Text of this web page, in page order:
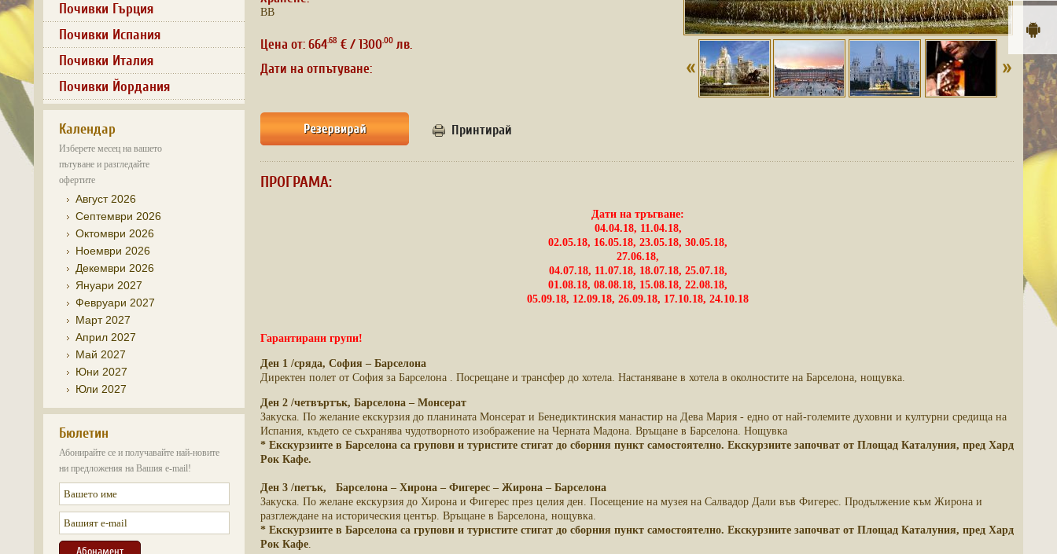
Почивки Гърция
Почивки Испания
Почивки Италия
Почивки Йордания
Календар
Изберете месец на вашето
пътуване и разгледайте
офертите
Август 2026
Септември 2026
Октомври 2026
Ноември 2026
Декември 2026
Януари 2027
Февруари 2027
Март 2027
Април 2027
Май 2027
Юни 2027
Юли 2027
Бюлетин
Абонирайте се и получавайте най-новите
ни предложения на Вашия e-mail!
BB
Цена от: 664.68 € / 1300.00 лв.
Дати на отпътуване:
Принтирай
ПРОГРАМА:
Дати на тръгване:
04.04.18, 11.04.18,
02.05.18, 16.05.18, 23.05.18, 30.05.18,
27.06.18,
04.07.18, 11.07.18, 18.07.18, 25.07.18,
01.08.18, 08.08.18, 15.08.18, 22.08.18,
05.09.18, 12.09.18, 26.09.18, 17.10.18, 24.10.18
Гарантирани групи!
Ден 1 /сряда, София – Барселона
Директен полет от София за Барселона . Посрещане и трансфер до хотела. Настаняване в хотела в околностите на Барселона, нощувка.
Ден 2 /четвъртък, Барселона – Монсерат
Закуска. По желание екскурзия до планината Монсерат и Бенедиктинския манастир на Дева Мария - едно от най-големите духовни и културни средища на
Испания, където се съхранява чудотворното изображение на Черната Мадона. Връщане в Барселона. Нощувка
* Екскурзиите в Барселона са групови и туристите стигат до сборния пункт самостоятелно. Екскурзиите започват от Площад Каталуния, пред Хард
Рок Кафе.
Ден 3 /петък, Барселона – Хирона – Фигерес – Жирона – Барселона
Закуска. По желане екскурзия до Хирона и Фигерес през целия ден. Посещение на музея на Салвадор Дали във Фигерес. Продължение към Жирона и
разглеждане на историческия център. Връщане в Барселона, нощувка.
* Екскурзиите в Барселона са групови и туристите стигат до сборния пункт самостоятелно. Екскурзиите започват от Площад Каталуния, пред Хард
Рок Кафе.